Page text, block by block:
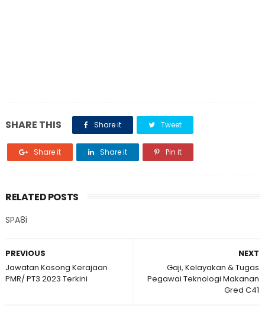
SHARE THIS Share it Tweet
Share it Share it Pin it
RELATED POSTS
SPA8i
NEXT
Gaji, Kelayakan & Tugas
Pegawai Teknologi Makanan
Gred C41
PREVIOUS
Jawatan Kosong Kerajaan
PMR/ PT3 2023 Terkini